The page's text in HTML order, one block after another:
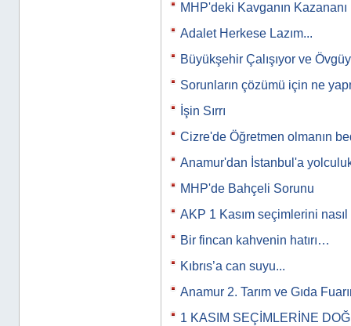
MHP'deki Kavganın
Adalet Herkese Lazım...
Büyükşehir Çalışıyor ve
Sorunların çözümü için ne
İşin Sırrı
Cizre'de Öğretmen olmanın
Anamur'dan İstanbul'a
MHP'de Bahçeli Sorunu
AKP 1 Kasım seçimlerini nasıl
Bir fincan kahvenin hatırı…
Kıbrıs’a can suyu...
Anamur 2. Tarım ve Gıda
1 KASIM SEÇİMLERİNE